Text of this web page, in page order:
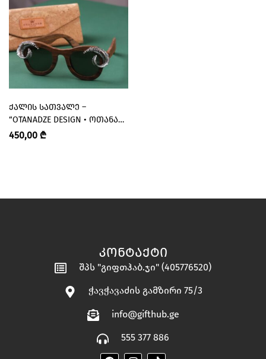
ᲥᲐᲚᲘᲡ ᲡᲐᲗᲕᲐᲚᲔ –
“OTANADZE DESIGN • ᲝᲗᲐᲜᲐᲫᲔ
ᲓᲘᲖᲐᲘᲜᲘ”
450,00 ₾
ᲙᲝᲜᲢᲐᲥᲢᲘ
შპს "გიფთჰაბ.ჯი" (405776520)
ჭავჭავაძის გამზირი 75/3
info@gifthub.ge
555 377 886